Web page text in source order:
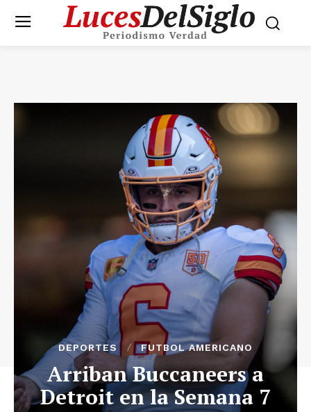
DEPORTES FUTBOL AMERICANO
Arriban Buccaneers a
Detroit en la Semana 7